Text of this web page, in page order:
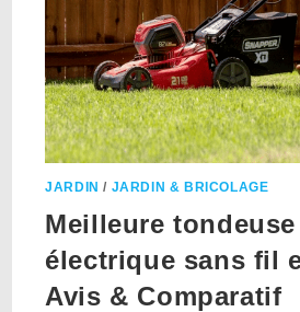
JARDIN / JARDIN & BRICOLAGE
Meilleure
électrique sans fil
Avis & Comparatif